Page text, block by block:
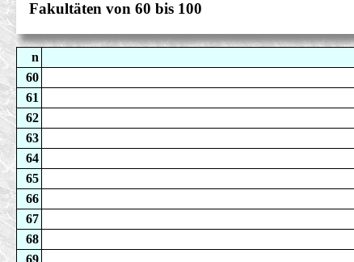
Fakultäten von 60 bis 100
n
60
61
62
63
64
65
66
67
68
69